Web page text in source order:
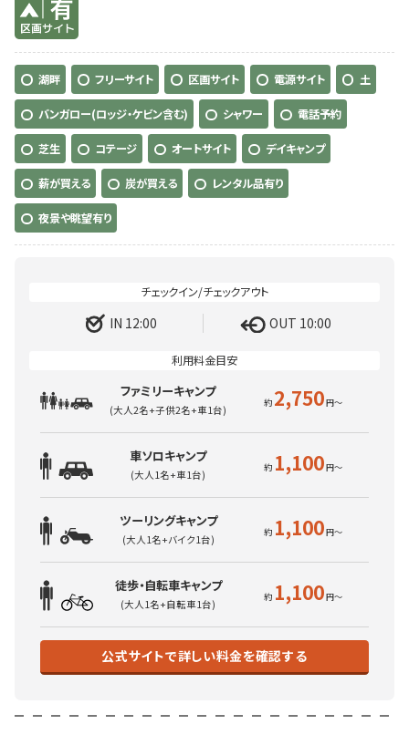
湖畔 フリーサイト 区画サイト 電源サイト 土
バンガロー(ロッジ・ケビン含む) シャワー 電話予約
芝生 コテージ オートサイト デイキャンプ
薪が買える 炭が買える レンタル品有り
夜景や眺望有り
IN 12:00 OUT 10:00
ファミリーキャンプ
(大人2名+子供2名+車1台) 2,750
車ソロキャンプ
(大人1名+車1台) 1,100
ツーリングキャンプ
(大人1名+バイク1台) 1,100
徒歩・自転車キャンプ
(大人1名+自転車1台) 1,100
公式サイトで詳しい料金を確認する